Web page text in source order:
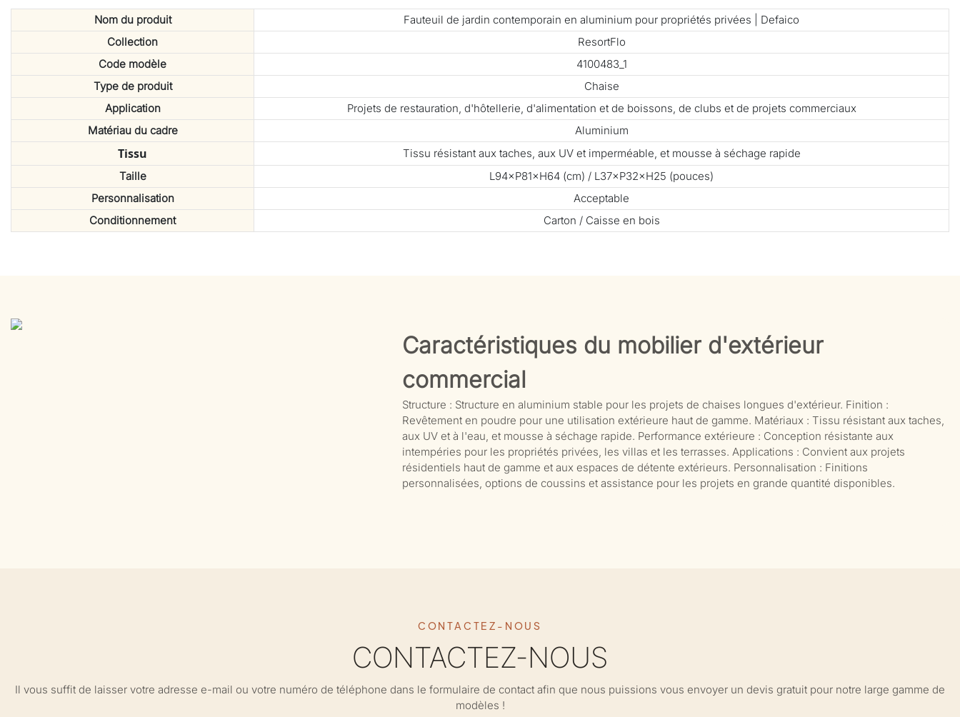
Nom du produit
Fauteuil de jardin contemporain en aluminium pour propriétés privées | Defaico
Collection
ResortFlo
Code modèle
4100483_1
Type de produit
Chaise
Application
Projets de restauration, d'hôtellerie, d'alimentation et de boissons, de clubs et de projets commerciaux
Matériau du cadre
Aluminium
Tissu
Tissu résistant aux taches, aux UV et imperméable, et mousse à séchage rapide
Taille
L94×P81×H64 (cm) / L37×P32×H25 (pouces)
Personnalisation
Acceptable
Conditionnement
Carton / Caisse en bois
Caractéristiques du mobilier d'extérieur
commercial
Structure : Structure en aluminium stable pour les projets de chaises longues d'extérieur. Finition :
Revêtement en poudre pour une utilisation extérieure haut de gamme. Matériaux : Tissu résistant aux taches,
aux UV et à l'eau, et mousse à séchage rapide. Performance extérieure : Conception résistante aux
intempéries pour les propriétés privées, les villas et les terrasses. Applications : Convient aux projets
résidentiels haut de gamme et aux espaces de détente extérieurs. Personnalisation : Finitions
personnalisées, options de coussins et assistance pour les projets en grande quantité disponibles.
CONTACTEZ-NOUS
CONTACTEZ-NOUS
Il vous suffit de laisser votre adresse e-mail ou votre numéro de téléphone dans le formulaire de contact afin que nous puissions vous envoyer un devis gratuit pour notre large gamme de
modèles !